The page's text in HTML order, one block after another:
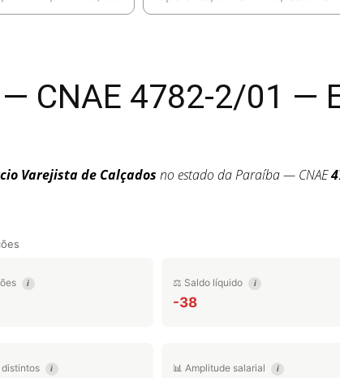
CNAE 4782-2/01 —
Varejista de Calçados no estado da Paraíba — CNAE
i ⚖️ Saldo líquido i
-38
distintos i 📊 Amplitude salarial i